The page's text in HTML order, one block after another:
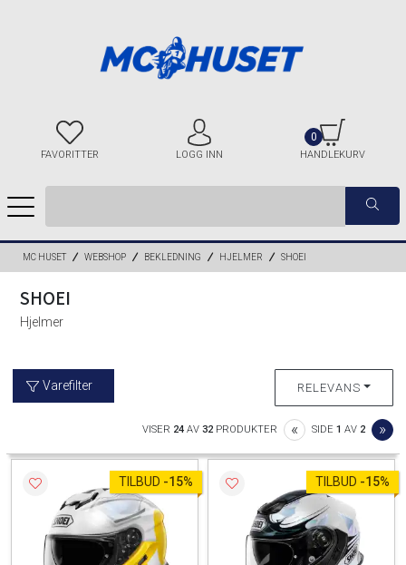
FAVORITTER LOGG INN HANDLEKURV
0
MC HUSET WEBSHOP BEKLEDNING HJELMER SHOEI
SHOEI
Hjelmer
Varefilter RELEVANS
VISER 24 AV 32 PRODUKTER «PREVIOUS
SIDE 1 AV 2 »
TILBUD -15% TILBUD -15%